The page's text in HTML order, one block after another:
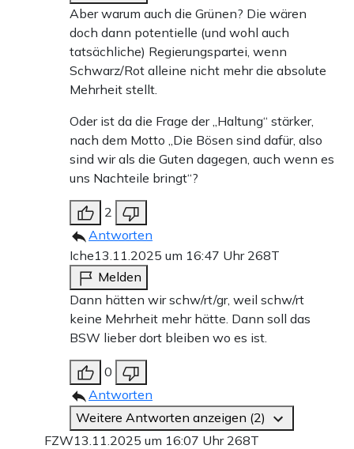
Aber warum auch die Grünen? Die wären
doch dann potentielle (und wohl auch
tatsächliche) Regierungspartei, wenn
Schwarz/Rot alleine nicht mehr die absolute
Mehrheit stellt.
Oder ist da die Frage der „Haltung“ stärker,
nach dem Motto „Die Bösen sind dafür, also
sind wir als die Guten dagegen, auch wenn es
uns Nachteile bringt“?
2
Antworten
Iche13.11.2025 um 16:47 Uhr 268T
Melden
Dann hätten wir schw/rt/gr, weil schw/rt
keine Mehrheit mehr hätte. Dann soll das
BSW lieber dort bleiben wo es ist.
0
Antworten
Weitere Antworten anzeigen (2)
FZW13.11.2025 um 16:07 Uhr 268T